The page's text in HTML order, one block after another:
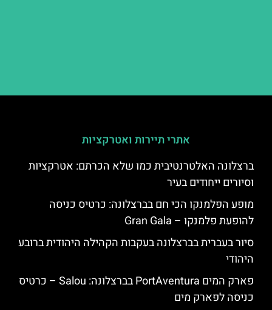
אתרי תיירות ואטרקציות
ברצלונה האלטרנטיבית כמו שלא הכרתם: אטרקציות
וסיורים ייחודים בעיר
מופע הפלמנקו הכי חם בברצלונה: כרטיס כניסה
להופעת פלמנקו – Gran Gala
סיור בעברית בברצלונה בעקבות הקהילה היהודית ברובע
היהודי
פארק המים PortAventura בברצלונה: Salou – כרטיס
כניסה לפארק מים